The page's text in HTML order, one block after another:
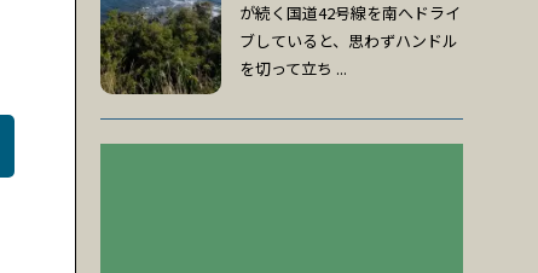
が続く国道42号線を南へドライ
ブしていると、思わずハンドル
を切って立ち ...